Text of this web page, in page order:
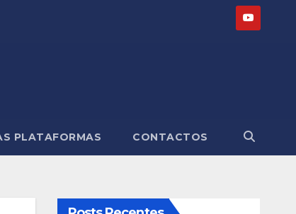
PLATAFORMAS CONTACTOS